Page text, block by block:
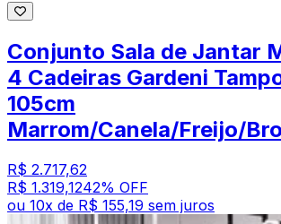
Conjunto Sala de Jantar
4 Cadeiras Gardeni
105cm
Marrom/Canela/Freijo/
R$ 2.717,62
R$ 1.319,1242% OFF
ou 10x de R$ 155,19 sem juros